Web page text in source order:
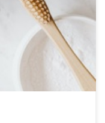
denken, dass
gute Mundhygiene ist.